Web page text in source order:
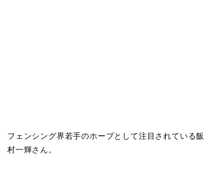
フェンシング界若手のホープとして注目されている飯
村一輝さん。